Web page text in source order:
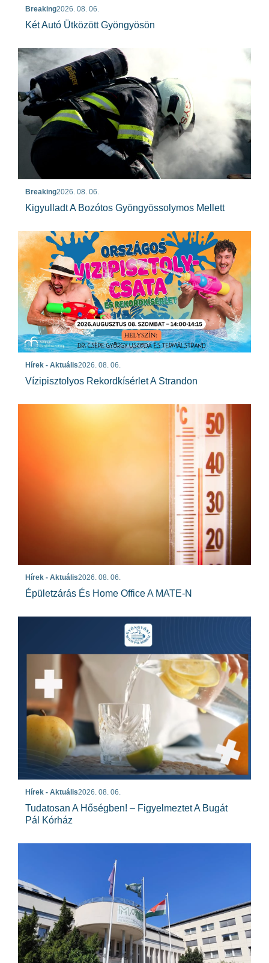
Breaking2026. 08. 06.
Két Autó Ütközött Gyöngyösön
Breaking2026. 08. 06.
Kigyulladt A Bozótos Gyöngyössolymos Mellett
Hírek - Aktuális2026. 08. 06.
Vízipisztolyos Rekordkísérlet A Strandon
Hírek - Aktuális2026. 08. 06.
Épületzárás És Home Office A MATE-N
Hírek - Aktuális2026. 08. 06.
Tudatosan A Hőségben! – Figyelmeztet A Bugát
Pál Kórház